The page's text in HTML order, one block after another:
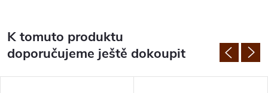
K tomuto produktu
doporučujeme ještě dokoupit